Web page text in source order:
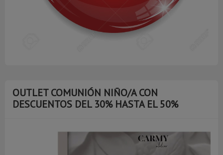
OUTLET COMUNIÓN NIÑO/A CON
DESCUENTOS DEL 30% HASTA EL 50%